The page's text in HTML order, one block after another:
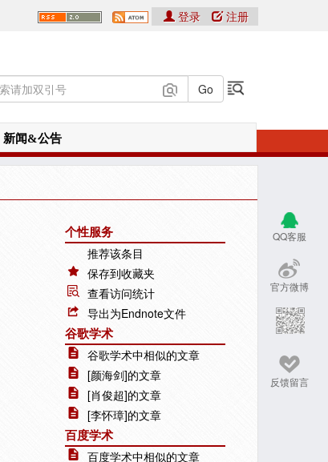
登录 注册
新闻&公告
QQ客服
官方微博
反馈留言
个性服务
推荐该条目
保存到收藏夹
查看访问统计
导出为Endnote文件
谷歌学术
谷歌学术中相似的文章
[颜海剑]的文章
[肖俊超]的文章
[李怀璋]的文章
百度学术
百度学术中相似的文章